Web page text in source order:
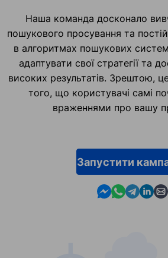
Наша команда досконало
пошукового просування та
в алгоритмах пошукових
адаптувати свої стратегії та
високих результатів. Зрештою,
того, що користувачі самі
враженнями про вашу
Запустити
Contact us in
Contact us
Contact